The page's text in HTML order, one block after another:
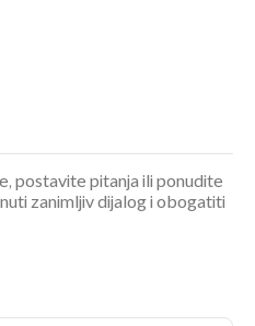
postavite pitanja ili ponudite
zanimljiv dijalog i obogatiti